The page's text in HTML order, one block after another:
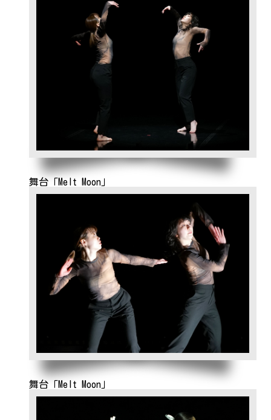
舞台「Melt Moon」
舞台「Melt Moon」